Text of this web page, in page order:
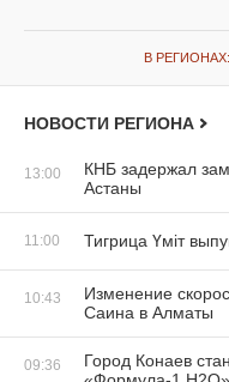
В РЕГИОНАХ:
НОВОСТИ РЕГИОНА
13:00
КНБ задержал
Астаны
11:00 Тигрица Үміт
10:43
Изменение
Саина в Алматы
09:36
Город Конаев